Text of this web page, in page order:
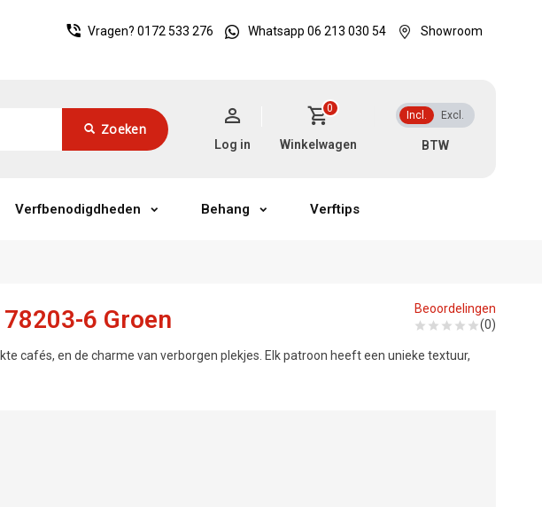
Vragen? 0172 533 276 Whatsapp 06 213 030 54 Showroom
Zoeken
Incl. Excl.
0
Winkelwagen
Log in
Verfbenodigdheden Behang Verftips
6 Groen
cafés, en de charme van verborgen plekjes. Elk patroon heeft een unieke textuur,
Beoordelingen
(0)